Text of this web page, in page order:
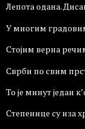
Лепота одана.
У многим
Стојим верна
Сврби по свим
То је минут један
Степенице су иза